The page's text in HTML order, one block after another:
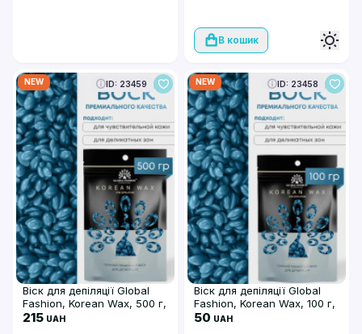
В кошик
NEW ID: 23459
Віск для депіляції Global
Fashion, Korean Wax, 500 г,
Azulen
215 UAH
NEW ID: 23458
Віск для депіляції Global
Fashion, Korean Wax, 100 г,
Azulen
50 UAH